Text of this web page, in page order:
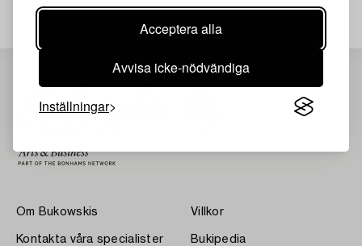
Acceptera alla
Avvisa icke-nödvändiga
Inställningar
Om Bukowskis
Kontakta våra specialister
Villkor
Bukipedia